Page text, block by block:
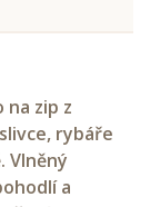
na zip z
rybáře
Vlněný
a